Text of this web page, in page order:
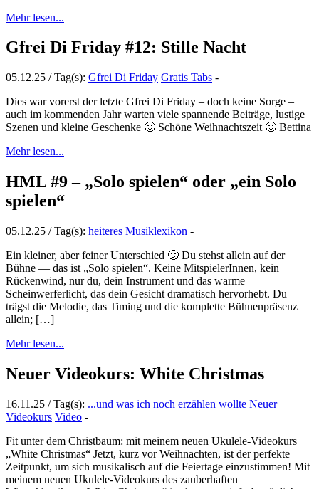
Mehr lesen...
Gfrei Di Friday #12: Stille Nacht
05.12.25 / Tag(s): Gfrei Di Friday Gratis Tabs -
Dies war vorerst der letzte Gfrei Di Friday – doch keine Sorge –
auch im kommenden Jahr warten viele spannende Beiträge, lustige
Szenen und kleine Geschenke 🙂 Schöne Weihnachtszeit 🙂 Bettina
Mehr lesen...
HML #9 – „Solo spielen“ oder „ein Solo
spielen“
05.12.25 / Tag(s): heiteres Musiklexikon -
Ein kleiner, aber feiner Unterschied 🙂 Du stehst allein auf der
Bühne — das ist „Solo spielen“. Keine MitspielerInnen, kein
Rückenwind, nur du, dein Instrument und das warme
Scheinwerferlicht, das dein Gesicht dramatisch hervorhebt. Du
trägst die Melodie, das Timing und die komplette Bühnenpräsenz
allein; […]
Mehr lesen...
Neuer Videokurs: White Christmas
16.11.25 / Tag(s): ...und was ich noch erzählen wollte Neuer
Videokurs Video -
Fit unter dem Christbaum: mit meinem neuen Ukulele-Videokurs
„White Christmas“ Jetzt, kurz vor Weihnachten, ist der perfekte
Zeitpunkt, um sich musikalisch auf die Feiertage einzustimmen! Mit
meinem neuen Ukulele-Videokurs des zauberhaften